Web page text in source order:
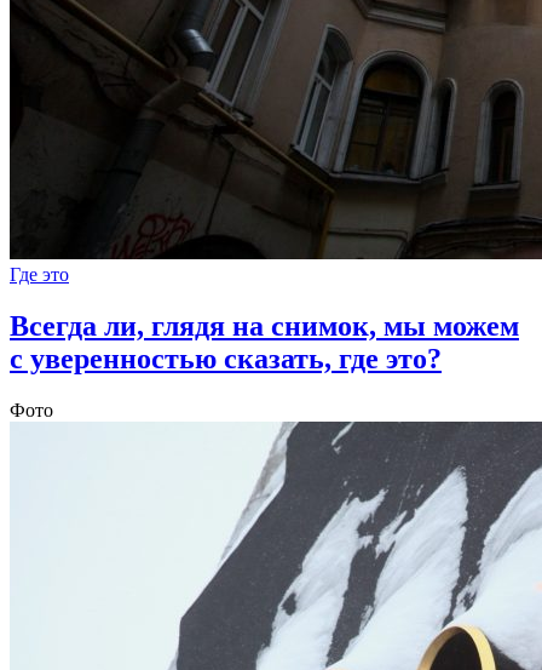
Где это
Всегда ли, глядя на снимок, мы можем
с уверенностью сказать, где это?
Фото